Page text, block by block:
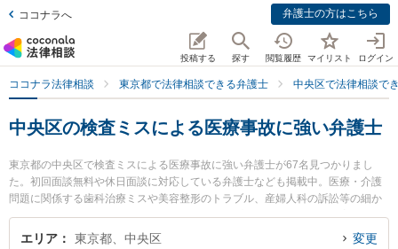
ココナラへ 弁護士の方はこちら
投稿する 探す 閲覧履歴 マイリスト ログイン
ココナラ法律相談 東京都で法律相談できる弁護士 中央区で法律相談で
中央区の検査ミスによる医療事故に強い弁護士
東京都の中央区で検査ミスによる医療事故に強い弁護士が67名見つかりまし
た。初回面談無料や休日面談に対応している弁護士なども掲載中。医療・介護
問題に関係する歯科治療ミスや美容整形のトラブル、産婦人科の訴訟等の細か
な分野での絞り込み検索もでき便利です。特にプラッサ法律事務所の増田 直毅
弁護士や玄界灘法律事務所の林田 敬吾弁護士、弁護士法人エースの𫝆城 直人弁
エリア 東京都、中央区 変更